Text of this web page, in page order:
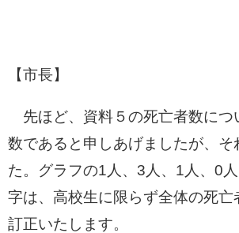
【市長】
先ほど、資料５の死亡者数につ
数であると申しあげましたが、そ
た。グラフの1人、3人、1人、0
字は、高校生に限らず全体の死亡
訂正いたします。